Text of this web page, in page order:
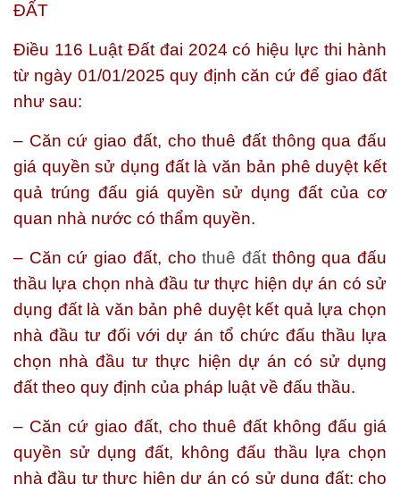
ĐẤT
Điều 116 Luật Đất đai 2024 có hiệu lực thi hành
từ ngày 01/01/2025 quy định căn cứ để giao đất
như sau:
– Căn cứ giao đất, cho thuê đất thông qua đấu
giá quyền sử dụng đất là văn bản phê duyệt kết
quả trúng đấu giá quyền sử dụng đất của cơ
quan nhà nước có thẩm quyền.
– Căn cứ giao đất, chothuê đấtthông qua đấu
thầu lựa chọn nhà đầu tư thực hiện dự án có sử
dụng đất là văn bản phê duyệt kết quả lựa chọn
nhà đầu tư đối với dự án tổ chức đấu thầu lựa
chọn nhà đầu tư thực hiện dự án có sử dụng
đất theo quy định của pháp luật về đấu thầu.
– Căn cứ giao đất, cho thuê đất không đấu giá
quyền sử dụng đất, không đấu thầu lựa chọn
nhà đầu tư thực hiện dự án có sử dụng đất; cho